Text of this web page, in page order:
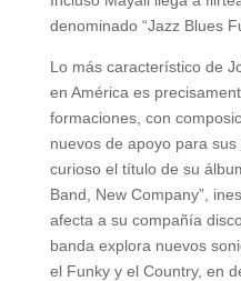
denominado “Jazz Blues
Lo más característico de
en América es
formaciones, con
nuevos de apoyo para
curioso el título de su
Band, New Company”,
afecta a su compañía
banda explora nuevos
el Funky y el Country, en